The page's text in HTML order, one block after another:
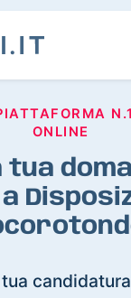
ONLINE
tua